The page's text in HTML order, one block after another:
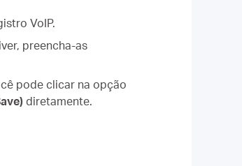
VoIP.
preencha-as
pode clicar na opção
diretamente.